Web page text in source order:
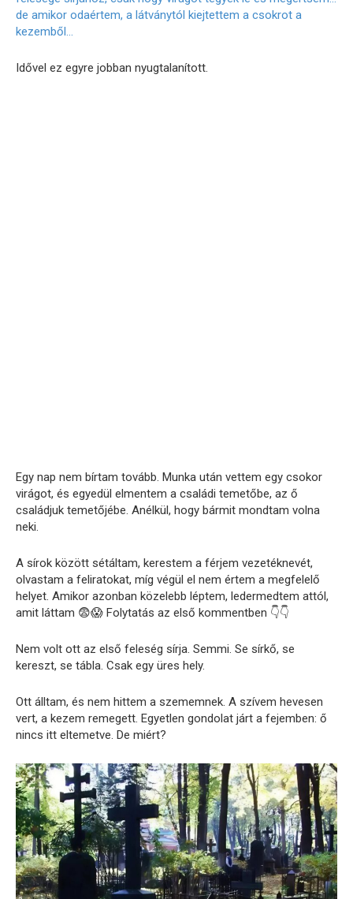
Idővel ez egyre jobban nyugtalanított.
Egy nap nem bírtam tovább. Munka után vettem egy csokor
virágot, és egyedül elmentem a családi temetőbe, az ő
családjuk temetőjébe. Anélkül, hogy bármit mondtam volna
neki.
A sírok között sétáltam, kerestem a férjem vezetéknevét,
olvastam a feliratokat, míg végül el nem értem a megfelelő
helyet. Amikor azonban közelebb léptem, ledermedtem attól,
amit láttam 😨😱 Folytatás az első kommentben 👇👇
Nem volt ott az első feleség sírja. Semmi. Se sírkő, se
kereszt, se tábla. Csak egy üres hely.
Ott álltam, és nem hittem a szememnek. A szívem hevesen
vert, a kezem remegett. Egyetlen gondolat járt a fejemben: ő
nincs itt eltemetve. De miért?